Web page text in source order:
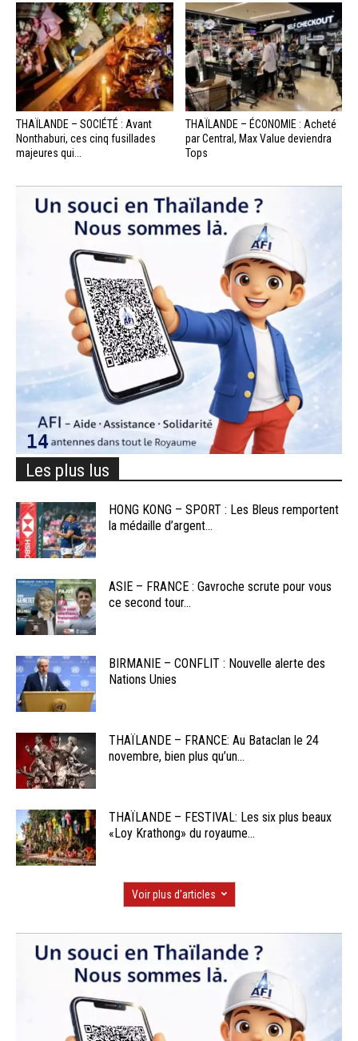
THAÏLANDE – SOCIÉTÉ : Avant
Nonthaburi, ces cinq fusillades
majeures qui...
THAÏLANDE – ÉCONOMIE : Acheté
par Central, Max Value deviendra
Tops
Les plus lus
HONG KONG – SPORT : Les Bleus remportent
la médaille d’argent...
ASIE – FRANCE : Gavroche scrute pour vous
ce second tour...
BIRMANIE – CONFLIT : Nouvelle alerte des
Nations Unies
THAÏLANDE – FRANCE: Au Bataclan le 24
novembre, bien plus qu’un...
THAÏLANDE – FESTIVAL: Les six plus beaux
«Loy Krathong» du royaume...
Voir plus d'articles